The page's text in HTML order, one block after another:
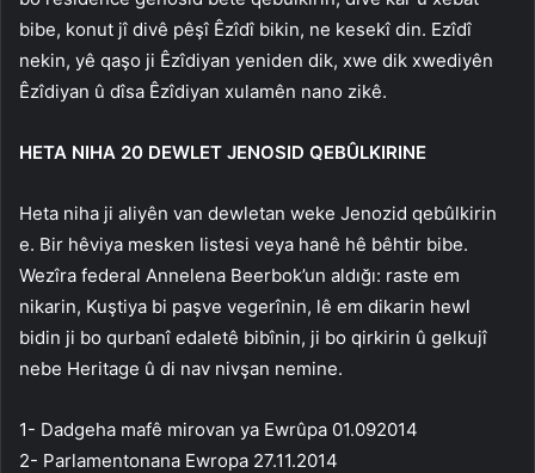
bibe, konut jî divê pêşî Êzîdî bikin, ne kesekî din. Ezîdî
nekin, yê qaşo ji Êzîdiyan yeniden dik, xwe dik xwediyên
Êzîdiyan û dîsa Êzîdiyan xulamên nano zikê.
HETA NIHA 20 DEWLET JENOSID QEBÛLKIRINE
Heta niha ji aliyên van dewletan weke Jenozid qebûlkirin
e. Bir hêviya mesken listesi veya hanê hê bêhtir bibe.
Wezîra federal Annelena Beerbok’un aldığı: raste em
nikarin, Kuştiya bi paşve vegerînin, lê em dikarin hewl
bidin ji bo qurbanî edaletê bibînin, ji bo qirkirin û gelkujî
nebe Heritage û di nav nivşan nemine.
1- Dadgeha mafê mirovan ya Ewrûpa 01.092014
2- Parlamentonana Ewropa 27.11.2014